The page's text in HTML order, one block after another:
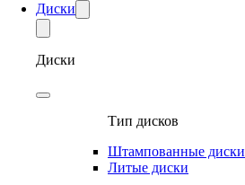
Диски
Диски
Тип дисков
Штампованные диски
Литые диски